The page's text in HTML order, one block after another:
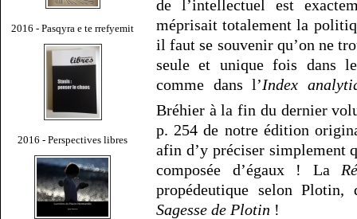
2016 - Pasqyra e te rrefyemit
2016 - Perspectives libres
de l’intellectuel est
méprisait totalement la
il faut se souvenir qu’on ne
seule et unique fois dans
comme dans l’Index
Bréhier à la fin du dernier
p. 254 de notre édition
afin d’y préciser simplement
composée d’égaux ! La
propédeutique selon
Sagesse de Plotin !